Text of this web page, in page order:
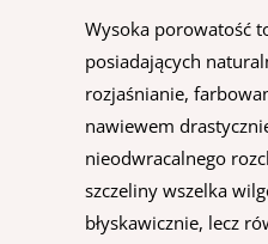
Wysoka porowatość
posiadających
rozjaśnianie,
nawiewem
nieodwracalnego
szczeliny wszelka
błyskawicznie, lecz